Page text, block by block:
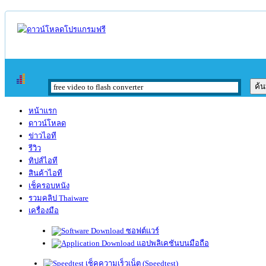
หน้าแรก
ดาวน์โหลด
ข่าวไอที
รีวิว
ทิปส์ไอที
สินค้าไอที
เช็ครอบหนัง
รวมคลิป Thaiware
เครื่องมือ
ซอฟต์แวร์
แอปพลิเคชันบนมือถือ
เช็คความเร็วเน็ต (Speedtest)